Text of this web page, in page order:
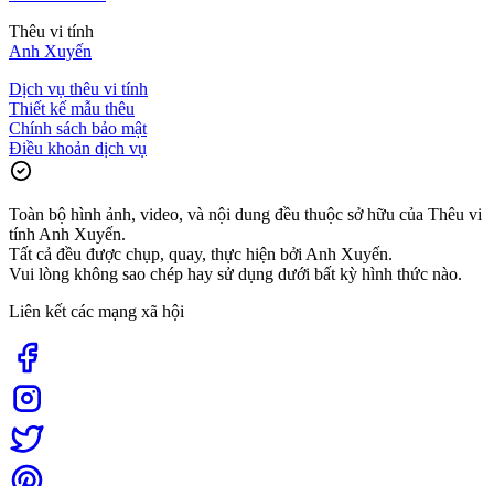
Thêu vi tính
Anh Xuyến
Dịch vụ thêu vi tính
Thiết kế mẫu thêu
Chính sách bảo mật
Điều khoản dịch vụ
Toàn bộ hình ảnh, video, và nội dung đều thuộc sở hữu của Thêu vi
tính Anh Xuyến.
Tất cả đều được chụp, quay, thực hiện bởi Anh Xuyến.
Vui lòng không sao chép hay sử dụng dưới bất kỳ hình thức nào.
Liên kết các mạng xã hội